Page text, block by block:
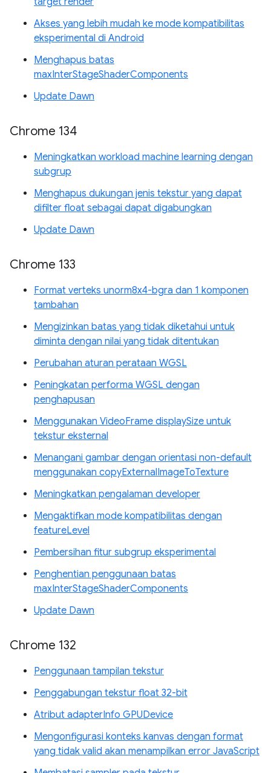
Akses yang lebih mudah ke mode kompatibilitas
eksperimental di Android
Menghapus batas
maxInterStageShaderComponents
Update Dawn
Chrome 134
Meningkatkan workload machine learning dengan
subgrup
Menghapus dukungan jenis tekstur yang dapat
difilter float sebagai dapat digabungkan
Update Dawn
Chrome 133
Format verteks unorm8x4-bgra dan 1 komponen
tambahan
Mengizinkan batas yang tidak diketahui untuk
diminta dengan nilai yang tidak ditentukan
Perubahan aturan perataan WGSL
Peningkatan performa WGSL dengan
penghapusan
Menggunakan VideoFrame displaySize untuk
tekstur eksternal
Menangani gambar dengan orientasi non-default
menggunakan copyExternalImageToTexture
Meningkatkan pengalaman developer
Mengaktifkan mode kompatibilitas dengan
featureLevel
Pembersihan fitur subgrup eksperimental
Penghentian penggunaan batas
maxInterStageShaderComponents
Update Dawn
Chrome 132
Penggunaan tampilan tekstur
Penggabungan tekstur float 32-bit
Atribut adapterInfo GPUDevice
Mengonfigurasi konteks kanvas dengan format
yang tidak valid akan menampilkan error JavaScript